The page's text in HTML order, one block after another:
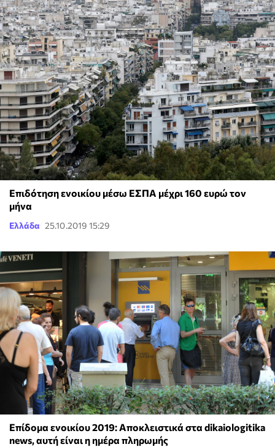
Επιδότηση ενοικίου μέσω ΕΣΠΑ μέχρι 160 ευρώ τον
μήνα
Ελλάδα 25.10.2019 15:29
Επίδομα ενοικίου 2019: Αποκλειστικά στα dikaiologitika
news, αυτή είναι η ημέρα πληρωμής